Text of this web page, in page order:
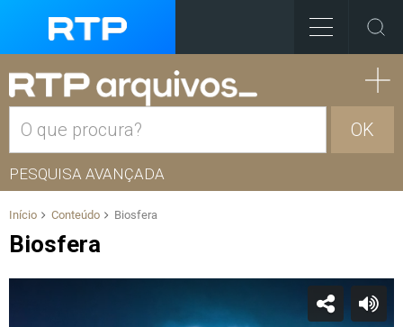
OK
PESQUISA AVANÇADA
Início Conteúdo Biosfera
Biosfera